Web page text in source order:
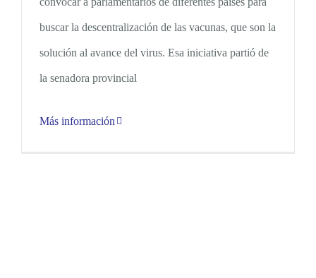
buscar la descentralización de las vacunas, que son la
solución al avance del virus. Esa iniciativa partió de
la senadora provincial
Más información